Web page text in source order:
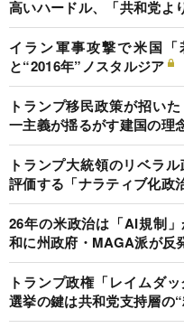
高いハードル、「共和党よ
イラン軍事攻撃で米国
と“2016年”ノスタルジア
トランプ移民政策が招い
一主義が揺るがす建国の理
トランプ大統領のリベラ
評価する「ナラティブ化政
26年の米政治は「AI規制
和に州政府・MAGA派が反
トランプ政権「レイムダ
選挙の鍵は共和党支持層の